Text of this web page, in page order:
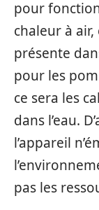
pour
chaleur à
présente
pour les
ce sera les
dans l’eau.
l’appareil
pas les